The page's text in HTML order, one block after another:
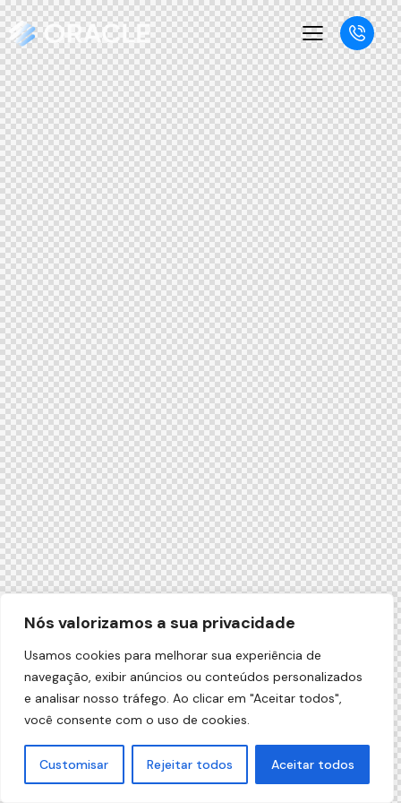
Nós valorizamos a sua privacidade
Usamos cookies para melhorar sua experiência de
navegação, exibir anúncios ou conteúdos personalizados
e analisar nosso tráfego. Ao clicar em "Aceitar todos",
você consente com o uso de cookies.
Customisar Rejeitar todos Aceitar todos